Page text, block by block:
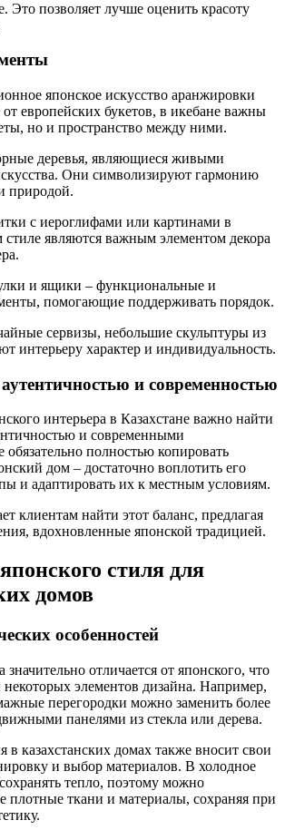
Это позволяет лучше оценить красоту
японское искусство аранжировки
европейских букетов, в икебане важны
но и пространство между ними.
деревья, являющиеся живыми
Они символизируют гармонию
природой.
с иероглифами или картинами в
являются важным элементом декора
и ящики – функциональные и
помогающие поддерживать порядок.
сервизы, небольшие скульптуры из
интерьеру характер и индивидуальность.
и современностью
интерьера в Казахстане важно найти
и современными
полностью копировать
дом – достаточно воплотить его
и адаптировать их к местным условиям.
клиентам найти этот баланс, предлагая
вдохновленные японской традицией.
стиля для
домов
особенностей
значительно отличается от японского, что
некоторых элементов дизайна. Например,
перегородки можно заменить более
панелями из стекла или дерева.
в казахстанских домах также вносит свои
и выбор материалов. В холодное
тепло, поэтому можно
плотные ткани и материалы, сохраняя при